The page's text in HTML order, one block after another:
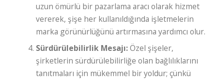
uzun ömürlü bir pazarlama aracı olarak hizmet
vererek, şişe her kullanıldığında işletmelerin
marka görünürlüğünü artırmasına yardımcı olur.
Sürdürülebilirlik Mesajı:Özel şişeler,
şirketlerin sürdürülebilirliğe olan bağlılıklarını
tanıtmaları için mükemmel bir yoldur; çünkü